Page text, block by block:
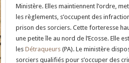
Ministère. Elles maintiennent l’ordre,
les règlements, s’occupent des
prison des sorciers. Cette forteresse
une petite île au nord de l’Ecosse. Elle
lesDétraqueurs (PA). Le ministère
sorciers qualifiés pour s’occuper des